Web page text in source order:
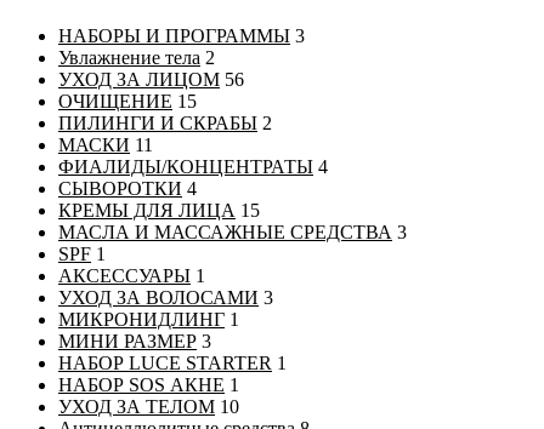
НАБОРЫ И ПРОГРАММЫ 3
Увлажнение тела 2
УХОД ЗА ЛИЦОМ 56
ОЧИЩЕНИЕ 15
ПИЛИНГИ И СКРАБЫ 2
МАСКИ 11
ФИАЛИДЫ/КОНЦЕНТРАТЫ 4
СЫВОРОТКИ 4
КРЕМЫ ДЛЯ ЛИЦА 15
МАСЛА И МАССАЖНЫЕ СРЕДСТВА 3
SPF 1
АКСЕССУАРЫ 1
УХОД ЗА ВОЛОСАМИ 3
МИКРОНИДЛИНГ 1
МИНИ РАЗМЕР 3
НАБОР LUCE STARTER 1
НАБОР SOS АКНЕ 1
УХОД ЗА ТЕЛОМ 10